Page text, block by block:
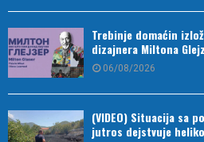
Trebinje domaćin
dizajnera Miltona
06/08/2026
(VIDEO) Situacija sa
jutros dejstvuje